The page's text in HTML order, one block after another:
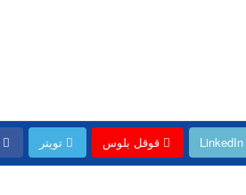
تويتر قوقل بلوس LinkedIn